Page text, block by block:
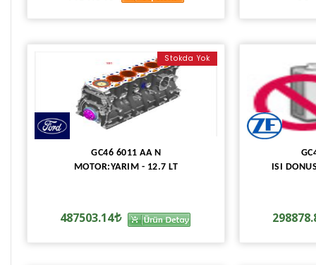
Stokda Yok
GC46 6011 AA N
MOTOR:YARIM - 12.7 LT
487503.14
ISI